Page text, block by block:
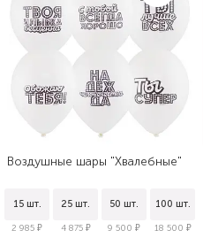
Воздушные шары "Хвалебные"
15 шт.
2 985 ₽
25 шт.
4 875 ₽
50 шт.
9 500 ₽
100 шт.
18 500 ₽